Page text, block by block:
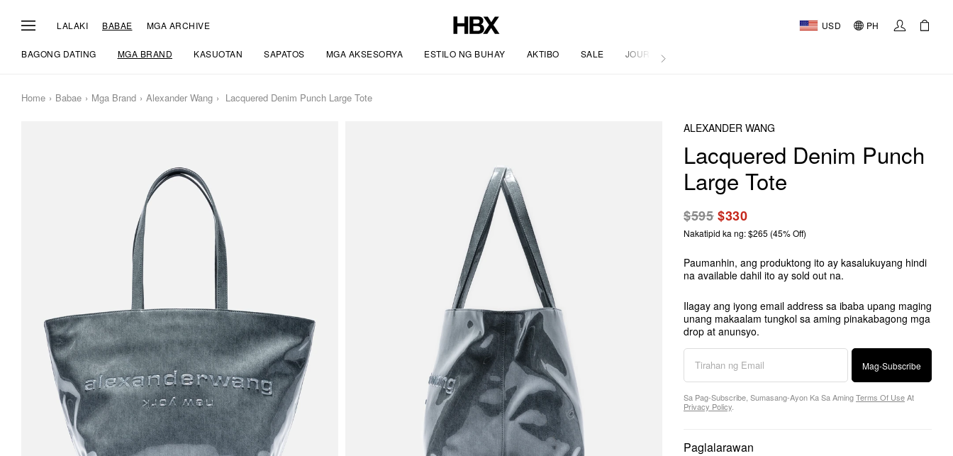
LALAKI BABAE MGA ARCHIVE USD PH
BAGONG DATING MGA BRAND KASUOTAN SAPATOS MGA AKSESORYA ESTILO NG BUHAY AKTIBO SALE JOURNAL
Home Babae Mga Brand Alexander Wang Lacquered Denim Punch Large Tote
ALEXANDER WANG
Lacquered Denim Punch
Large Tote
$595$330
Nakatipid ka ng: $265 (45% Off)
Paumanhin, ang produktong ito ay kasalukuyang hindi
na available dahil ito ay sold out na.
Ilagay ang iyong email address sa ibaba upang maging
unang makaalam tungkol sa aming pinakabagong mga
drop at anunsyo.
Mag-Subscribe
Sa Pag-Subscribe, Sumasang-Ayon Ka Sa AmingTerms Of UseAt
Privacy Policy
Paglalarawan